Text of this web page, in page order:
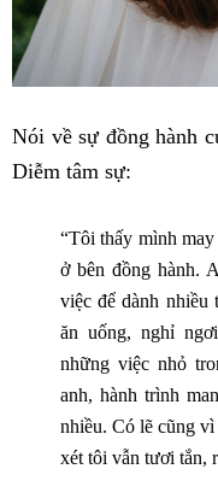
Nói về sự đồng hành
Diễm tâm sự:
“Tôi thấy mình
ở bên đồng hành.
việc để dành nhiều
ăn uống, nghỉ
những việc nhỏ
anh, hành trình
nhiều. Có lẽ cũng
xét tôi vẫn tươi tắn,